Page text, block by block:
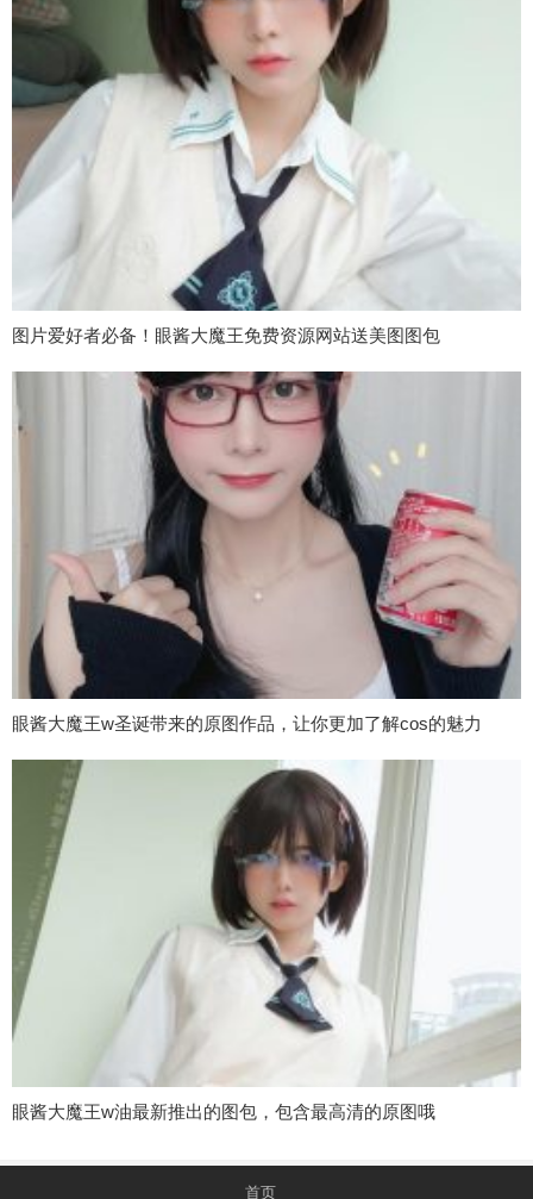
图片爱好者必备！眼酱大魔王免费资源网站送美图图包
眼酱大魔王w圣诞带来的原图作品，让你更加了解cos的魅力
眼酱大魔王w油最新推出的图包，包含最高清的原图哦
首页